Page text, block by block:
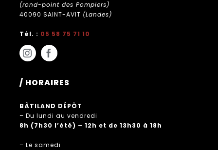
(rond-point des Pompiers)
40090 SAINT-AVIT (Landes)
Tél. : 05 58 75 71 10
/ HORAIRES
BÂTILAND DÉPÔT
– Du lundi au vendredi
8h (7h30 l’été) – 12h et de 13h30 à 18h
– Le samedi